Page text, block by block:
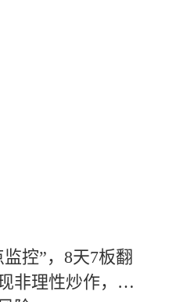
控”，8天7板翻
非理性炒作，随